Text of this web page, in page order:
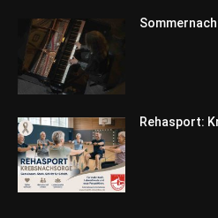
Rehasport: